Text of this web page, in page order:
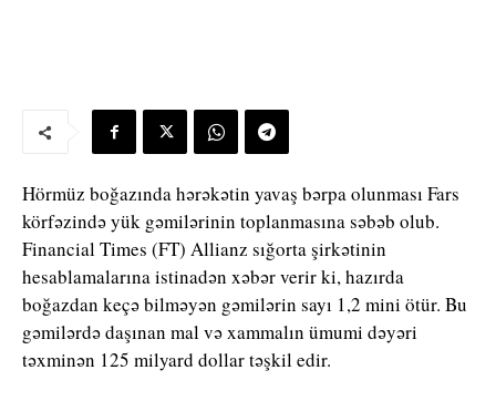
Hörmüz boğazında hərəkətin yavaş bərpa olunması Fars
körfəzində yük gəmilərinin toplanmasına səbəb olub.
Financial Times (FT) Allianz sığorta şirkətinin
hesablamalarına istinadən xəbər verir ki, hazırda
boğazdan keçə bilməyən gəmilərin sayı 1,2 mini ötür. Bu
gəmilərdə daşınan mal və xammalın ümumi dəyəri
təxminən 125 milyard dollar təşkil edir.